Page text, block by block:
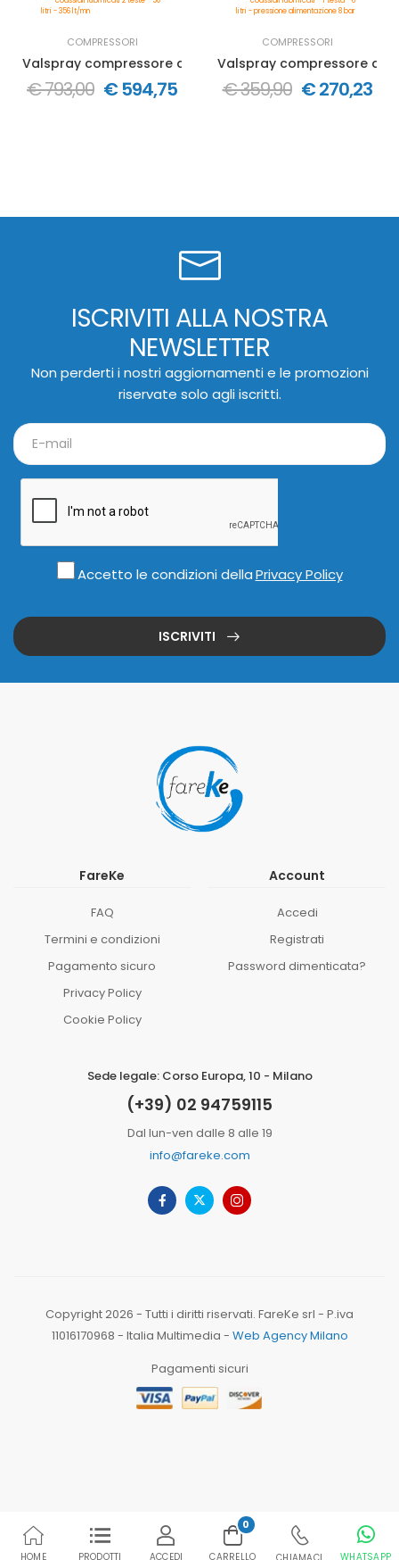
COMPRESSORI
Valspray compressore d'aria coassiali lubrificati 2 teste
€ 793,00 € 594,75
COMPRESSORI
Valspray compressore
€ 359,90 € 270,23
ISCRIVITI ALLA NOSTRA
NEWSLETTER
Non perderti i nostri aggiornamenti e le promozioni
riservate solo agli iscritti.
Accetto le condizioni dellaPrivacy Policy
ISCRIVITI
FareKe
FAQ
Termini e condizioni
Pagamento sicuro
Privacy Policy
Cookie Policy
Account
Accedi
Registrati
Password dimenticata?
Sede legale: Corso Europa, 10 - Milano
(+39) 02 94759115
Dal lun-ven dalle 8 alle 19
info@fareke.com
Copyright 2026 - Tutti i diritti riservati. FareKe srl - P.iva
11016170968 - Italia Multimedia - Web Agency Milano
Pagamenti sicuri
HOME PRODOTTI ACCEDI
0
CARRELLO WHATSAPP